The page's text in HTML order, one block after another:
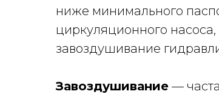
ниже минимального
циркуляционного
завоздушивание
Завоздушивание —